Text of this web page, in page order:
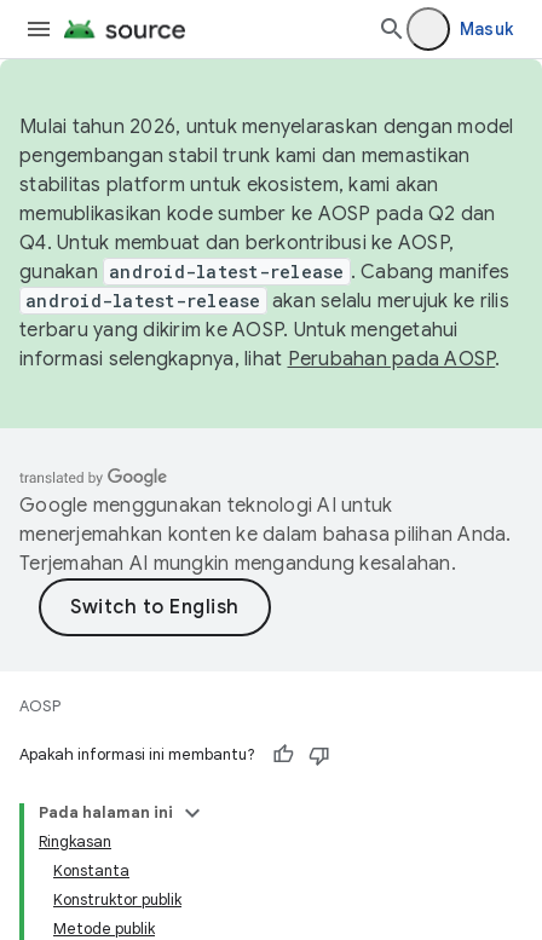
Masuk
Mulai tahun 2026, untuk menyelaraskan dengan model
pengembangan stabil trunk kami dan memastikan
stabilitas platform untuk ekosistem, kami akan
memublikasikan kode sumber ke AOSP pada Q2 dan
Q4. Untuk membuat dan berkontribusi ke AOSP,
gunakan android-latest-release . Cabang manifes
android-latest-release akan selalu merujuk ke rilis
terbaru yang dikirim ke AOSP. Untuk mengetahui
informasi selengkapnya, lihat Perubahan pada AOSP.
Google menggunakan teknologi AI untuk
menerjemahkan konten ke dalam bahasa pilihan Anda.
Terjemahan AI mungkin mengandung kesalahan.
AOSP
Apakah informasi ini membantu?
Pada halaman ini
Ringkasan
Konstanta
Konstruktor publik
Metode publik